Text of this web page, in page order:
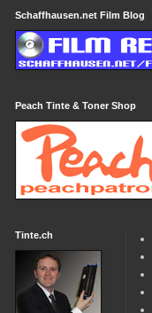
Schaffhausen.net Film Blog
Peach Tinte & Toner Shop
Tinte.ch